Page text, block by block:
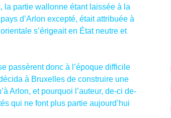
la partie wallonne étant laissée à la
d’Arlon excepté, était attribuée à
s’érigeait en État neutre et
passèrent donc à l’époque difficile
à Bruxelles de construire une
Arlon, et pourquoi l’auteur, de-ci de-
qui ne font plus partie aujourd’hui